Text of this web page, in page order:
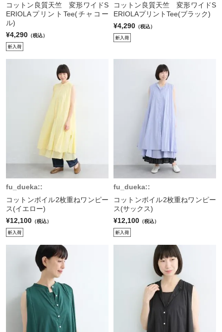
コットン良質天竺 変形ワイドS
ERIOLAプリントTee(チャコー
ル)
¥4,290 （税込）
コットン良質天竺 変形ワイドS
ERIOLAプリントTee(ブラック)
¥4,290 （税込）
fu_dueka::
コットンボイル2枚重ねワンピー
ス(イエロー)
¥12,100 （税込）
fu_dueka::
コットンボイル2枚重ねワンピー
ス(サックス)
¥12,100 （税込）